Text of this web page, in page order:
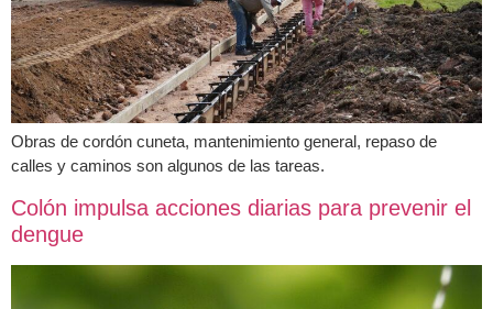
Obras de cordón cuneta, mantenimiento general, repaso de
calles y caminos son algunos de las tareas.
Colón impulsa acciones diarias para prevenir el
dengue